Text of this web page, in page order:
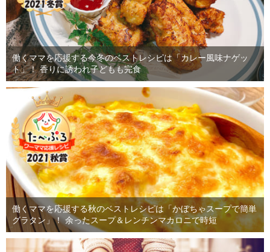
働くママを応援する今冬のベストレシピは「カレー風味ナゲッ
ト」！ 香りに誘われ子どもも完食
働くママを応援する秋のベストレシピは「かぼちゃスープで簡単
グラタン」！ 余ったスープ＆レンチンマカロニで時短